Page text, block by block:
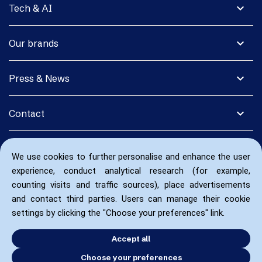
We use cookies to further personalise and enhance the user
experience, conduct analytical research (for example,
counting visits and traffic sources), place advertisements
and contact third parties. Users can manage their cookie
settings by clicking the "Choose your preferences" link.
Accept all
Choose your preferences
expand_more
Tech & AI
expand_more
Our brands
expand_more
Press & News
expand_more
Contact